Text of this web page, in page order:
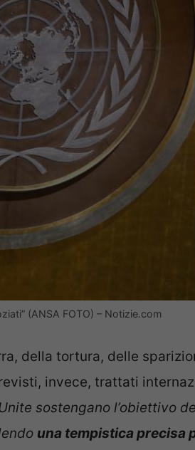
(ANSA FOTO) – Notizie.com
della tortura, delle
invece, trattati
sostengano l’obiettivo
una tempistica precisa